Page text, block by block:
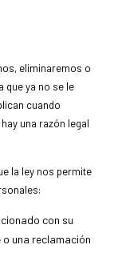
eliminaremos o
que ya no se le
cuando
una razón legal
la ley nos permite
con su
una reclamación